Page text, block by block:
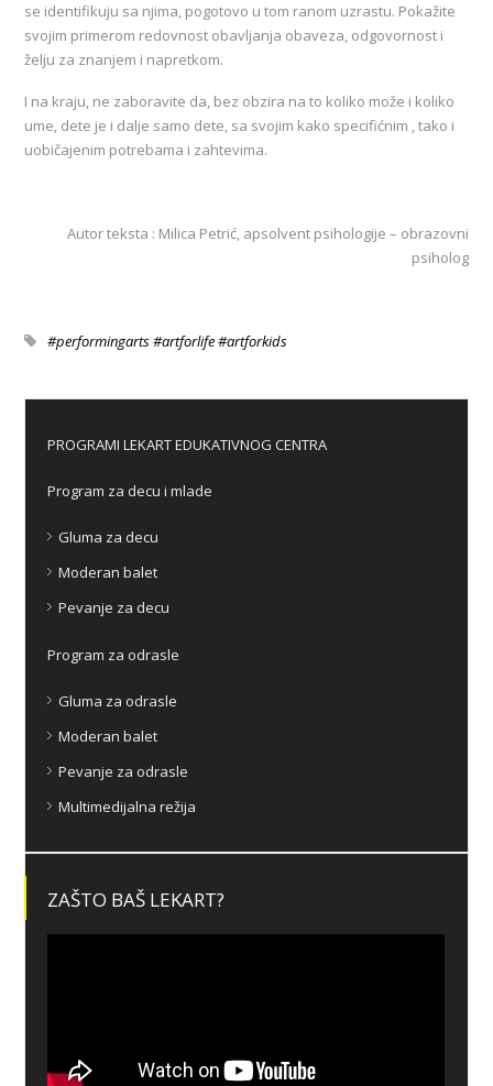
se identifikuju sa njima, pogotovo u tom ranom uzrastu. Pokažite
svojim primerom redovnost obavljanja obaveza, odgovornost i
želju za znanjem i napretkom.
I na kraju, ne zaboravite da, bez obzira na to koliko može i koliko
ume, dete je i dalje samo dete, sa svojim kako specifićnim , tako i
uobičajenim potrebama i zahtevima.
Autor teksta : Milica Petrić, apsolvent psihologije – obrazovni
psiholog
#performingarts #artforlife #artforkids
PROGRAMI LEKART EDUKATIVNOG CENTRA
Program za decu i mlade
Gluma za decu
Moderan balet
Pevanje za decu
Program za odrasle
Gluma za odrasle
Moderan balet
Pevanje za odrasle
Multimedijalna režija
ZAŠTO BAŠ LEKART?